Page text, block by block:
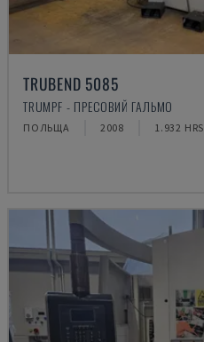
TRUBEND 5085
TRUMPF - ПРЕСОВИЙ ГАЛЬМО
ПОЛЬЩА 2008 1.932 HRS